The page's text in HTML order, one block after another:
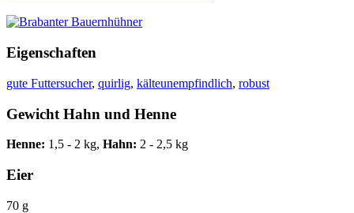
Eigenschaften
gute Futtersucher, quirlig, kälteunempfindlich, robust
Gewicht Hahn und Henne
Henne: 1,5 - 2 kg, Hahn: 2 - 2,5 kg
Eier
70 g